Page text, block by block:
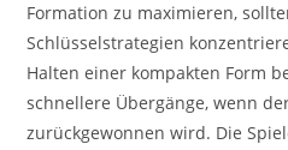
Formation zu maximieren,
Schlüsselstrategien
Halten einer kompakten Form
schnellere Übergänge, wenn
zurückgewonnen wird. Die